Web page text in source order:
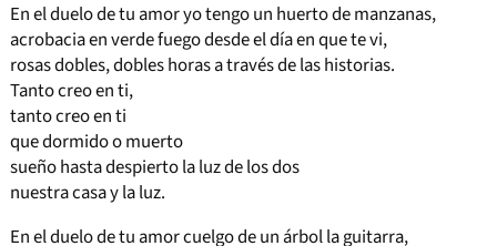
En el duelo de tu amor yo tengo un huerto de manzanas,
acrobacia en verde fuego desde el día en que te vi,
rosas dobles, dobles horas a través de las historias.
Tanto creo en ti,
tanto creo en ti
que dormido o muerto
sueño hasta despierto la luz de los dos
nuestra casa y la luz.
En el duelo de tu amor cuelgo de un árbol la guitarra,